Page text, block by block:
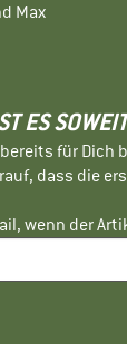
Max
ES
für Dich
dass die
wenn der